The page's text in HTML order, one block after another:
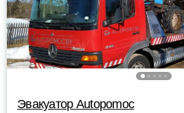
Эвакуатор Autopomoc